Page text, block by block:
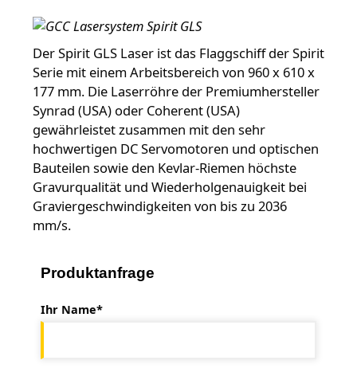
Der Spirit GLS Laser ist das Flaggschiff der Spirit
Serie mit einem Arbeitsbereich von 960 x 610 x
177 mm. Die Laserröhre der Premiumhersteller
Synrad (USA) oder Coherent (USA)
gewährleistet zusammen mit den sehr
hochwertigen DC Servomotoren und optischen
Bauteilen sowie den Kevlar-Riemen höchste
Gravurqualität und Wiederholgenauigkeit bei
Graviergeschwindigkeiten von bis zu 2036
mm/s.
Produktanfrage
Ihr Name*